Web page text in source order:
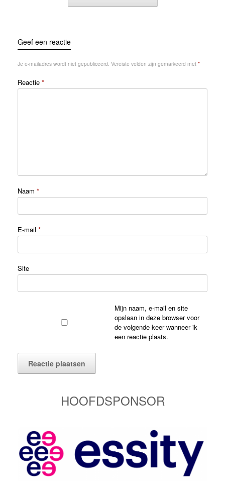
Geef een reactie
Je e-mailadres wordt niet gepubliceerd. Vereiste velden zijn gemarkeerd met *
Reactie *
Naam *
E-mail *
Site
Mijn naam, e-mail en site
opslaan in deze browser voor
de volgende keer wanneer ik
een reactie plaats.
HOOFDSPONSOR